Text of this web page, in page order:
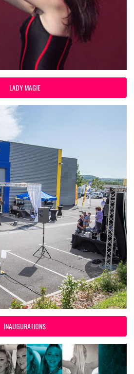
LADY MAGIE
INAUGURATIONS